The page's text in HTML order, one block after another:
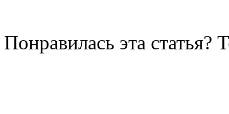
Понравилась эта статья?